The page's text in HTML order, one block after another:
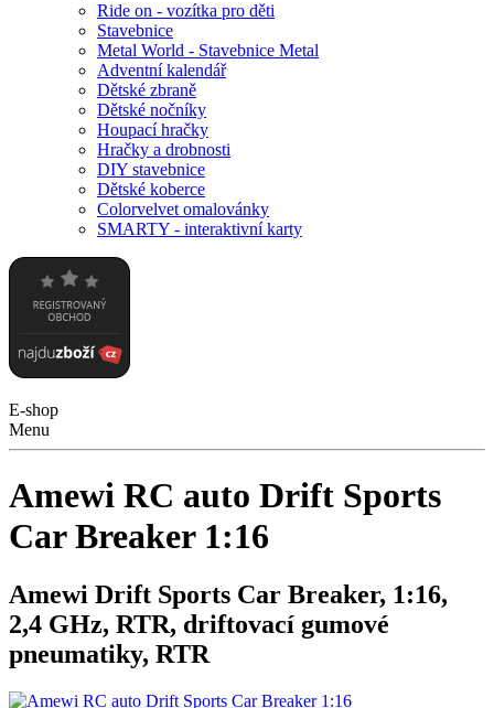
Ride on - vozítka pro děti
Stavebnice
Metal World - Stavebnice Metal
Adventní kalendář
Dětské zbraně
Dětské nočníky
Houpací hračky
Hračky a drobnosti
DIY stavebnice
Dětské koberce
Colorvelvet omalovánky
SMARTY - interaktivní karty
E-shop
Menu
Amewi RC auto Drift Sports
Car Breaker 1:16
Amewi Drift Sports Car Breaker, 1:16,
2,4 GHz, RTR, driftovací gumové
pneumatiky, RTR